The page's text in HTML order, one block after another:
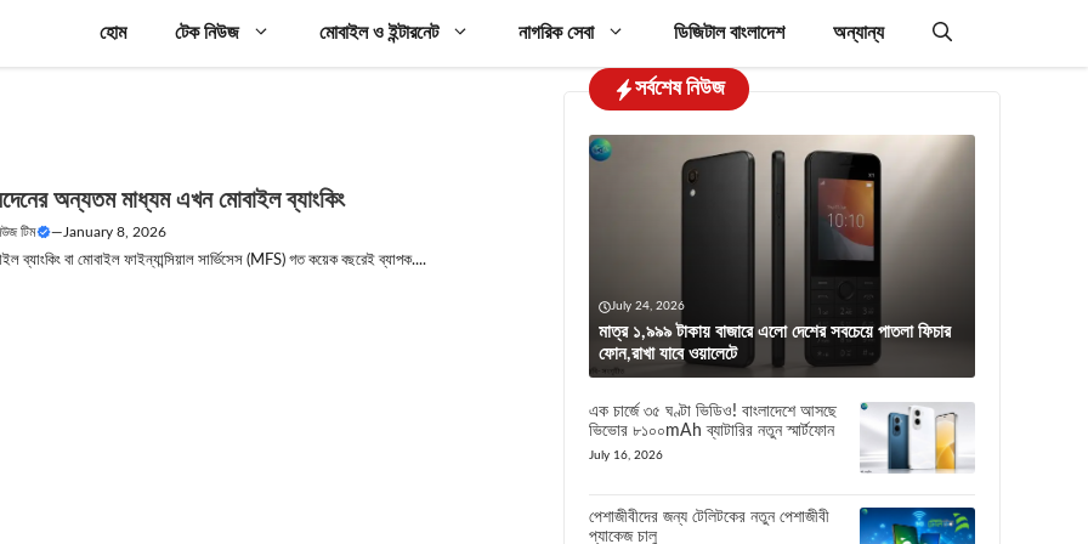
হোম টেক নিউজ মোবাইল ও ইন্টারনেট নাগরিক সেবা ডিজিটাল বাংলাদেশ অন্যান্য
অন্যতম মাধ্যম এখন মোবাইল ব্যাংকিং
টিম — January 8, 2026
ব্যাংকিং বা মোবাইল ফাইন্যান্সিয়াল সার্ভিসেস (MFS) গত কয়েক বছরেই ব্যাপক....
সর্বশেষ নিউজ
July 24, 2026
মাত্র ১,৯৯৯ টাকায় বাজারে এলো দেশের সবচেয়ে পাতলা ফিচার
ফোন,রাখা যাবে ওয়ালেটে
এক চার্জে ৩৫ ঘণ্টা ভিডিও! বাংলাদেশে আসছে
ভিভোর ৮১০০mAh ব্যাটারির নতুন স্মার্টফোন
July 16, 2026
পেশাজীবীদের জন্য টেলিটকের নতুন পেশাজীবী
প্যাকেজ চালু